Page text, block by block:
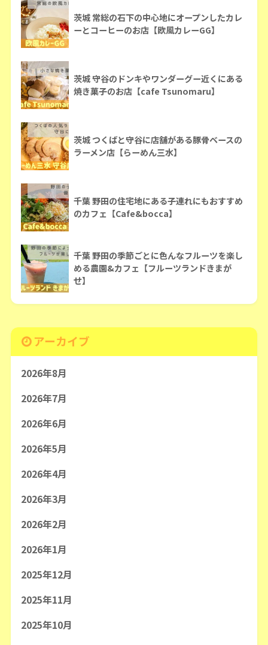
茨城 常総の石下の中心地にオープンしたカレ
ーとコーヒーのお店【欧風カレーGG】
茨城 守谷のドンキやワンダーグー近くにある
焼き菓子のお店【cafe Tsunomaru】
茨城 つくばと守谷に店舗がある豚骨ベースの
ラーメン店【らーめん三水】
千葉 野田の住宅地にある子連れにもおすすめ
のカフェ【Cafe&bocca】
千葉 野田の季節ごとに色んなフルーツを楽し
める農園&カフェ【フルーツランドきまが
せ】
アーカイブ
2026年8月
2026年7月
2026年6月
2026年5月
2026年4月
2026年3月
2026年2月
2026年1月
2025年12月
2025年11月
2025年10月